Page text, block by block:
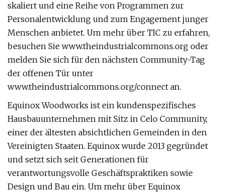
skaliert und eine Reihe von Programmen zur
Personalentwicklung und zum Engagement junger
Menschen anbietet. Um mehr über TIC zu erfahren,
besuchen Sie www.theindustrialcommons.org oder
melden Sie sich für den nächsten Community-Tag
der offenen Tür unter
www.theindustrialcommons.org/connect an.
Equinox Woodworks ist ein kundenspezifisches
Hausbauunternehmen mit Sitz in Celo Community,
einer der ältesten absichtlichen Gemeinden in den
Vereinigten Staaten. Equinox wurde 2013 gegründet
und setzt sich seit Generationen für
verantwortungsvolle Geschäftspraktiken sowie
Design und Bau ein. Um mehr über Equinox